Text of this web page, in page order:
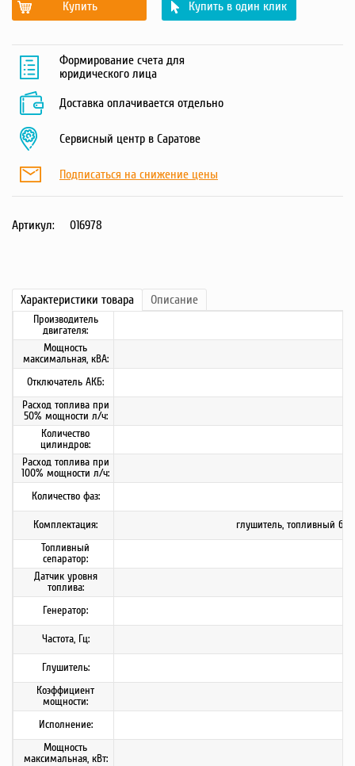
Купить Купить в один клик
Формирование счета для
юридического лица
Доставка оплачивается отдельно
Сервисный центр в Саратове
Подписаться на снижение цены
Артикул: 016978
Характеристики товара Описание
Производитель
двигателя:
Мощность
максимальная, кВА:
Отключатель АКБ:
Расход топлива при
50% мощности л/ч:
Количество
цилиндров:
Расход топлива при
100% мощности л/ч:
Количество фаз:
Комплектация:
глушитель, топливный
Топливный
сепаратор:
Датчик уровня
топлива:
Генератор:
Частота, Гц:
Глушитель:
Коэффициент
мощности:
Исполнение:
Мощность
максимальная, кВт: